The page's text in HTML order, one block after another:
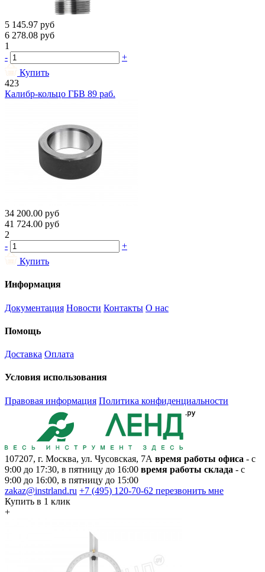
5 145.97 руб
6 278.08 руб
1
-
+
Купить
423
Калибр-кольцо ГБВ 89 раб.
34 200.00 руб
41 724.00 руб
2
-
+
Купить
Информация
Документация Новости Контакты О нас
Помощь
Доставка Оплата
Условия использования
Правовая информация Политика конфиденциальности
107207, г. Москва, ул. Чусовская, 7А время работы офиса - с
9:00 до 17:30, в пятницу до 16:00 время работы склада - с
9:00 до 16:00, в пятницу до 15:00
zakaz@instrland.ru +7 (495) 120-70-62 перезвонить мне
Купить в 1 клик
+